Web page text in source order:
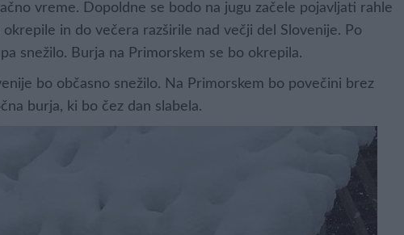
vreme. Dopoldne se bodo na jugu začele pojavljati rahle
in do večera razširile nad večji del Slovenije. Po
snežilo. Burja na Primorskem se bo okrepila.
bo občasno snežilo. Na Primorskem bo povečini brez
burja, ki bo čez dan slabela.